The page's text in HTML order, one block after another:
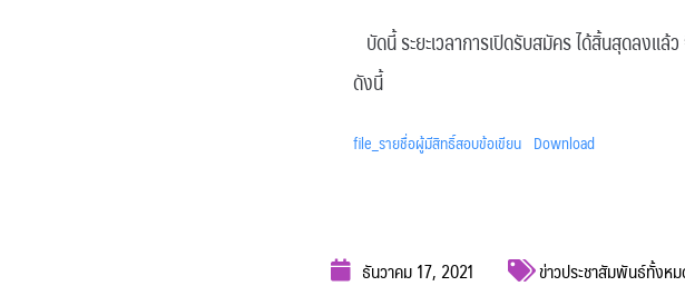
บัดนี้ ระยะเวลาการเปิดรับสมัคร ได้สิ้นสุดลงแ
ดังนี้
file_รายชื่อผู้มีสิทธิ์สอบข้อเขียน Download
ธันวาคม 17, 2021 ข่าวประชาสัมพันธ์ทั้งห